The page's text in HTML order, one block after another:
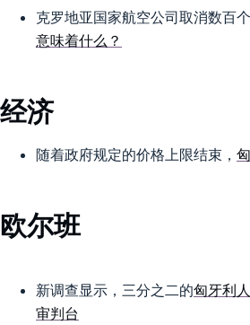
克罗地亚国家航空公司取消数百个
意味着什么？
经济
随着政府规定的价格上限结束，
欧尔班
新调查显示，三分之二的匈牙利
审判台